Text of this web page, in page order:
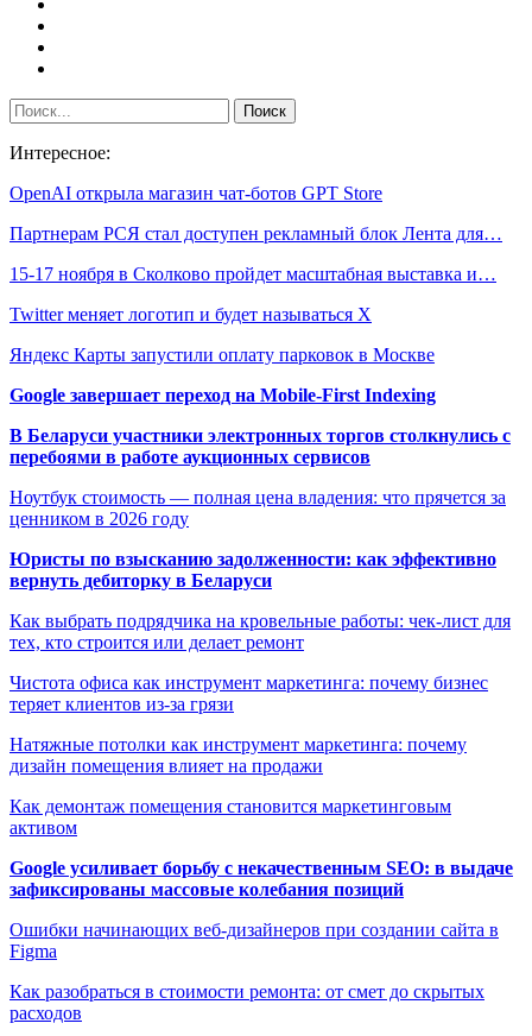
Интересное:
OpenAI открыла магазин чат-ботов GPT Store
Партнерам РСЯ стал доступен рекламный блок Лента для…
15-17 ноября в Сколково пройдет масштабная выставка и…
Twitter меняет логотип и будет называться X
Яндекс Карты запустили оплату парковок в Москве
Google завершает переход на Mobile-First Indexing
В Беларуси участники электронных торгов столкнулись с
перебоями в работе аукционных сервисов
Ноутбук стоимость — полная цена владения: что прячется за
ценником в 2026 году
Юристы по взысканию задолженности: как эффективно
вернуть дебиторку в Беларуси
Как выбрать подрядчика на кровельные работы: чек-лист для
тех, кто строится или делает ремонт
Чистота офиса как инструмент маркетинга: почему бизнес
теряет клиентов из-за грязи
Натяжные потолки как инструмент маркетинга: почему
дизайн помещения влияет на продажи
Как демонтаж помещения становится маркетинговым
активом
Google усиливает борьбу с некачественным SEO: в выдаче
зафиксированы массовые колебания позиций
Ошибки начинающих веб-дизайнеров при создании сайта в
Figma
Как разобраться в стоимости ремонта: от смет до скрытых
расходов